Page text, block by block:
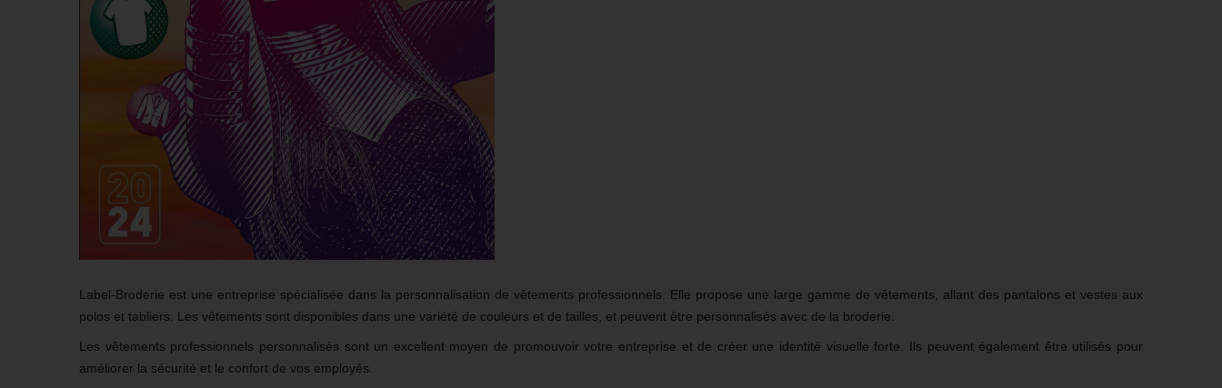
Label-Broderie est une entreprise spécialisée dans la personnalisation de vêtements professionnels. Elle propose une large gamme de vêtements, allant des pantalons et vestes aux
polos et tabliers . Les vêtements sont disponibles dans une variété de couleurs et de tailles, et peuvent être personnalisés avec de la broderie.
Les vêtements professionnels personnalisés sont un excellent moyen de promouvoir votre entreprise et de créer une identité visuelle forte. Ils peuvent également être utilisés pour
améliorer la sécurité et le confort de vos employés.